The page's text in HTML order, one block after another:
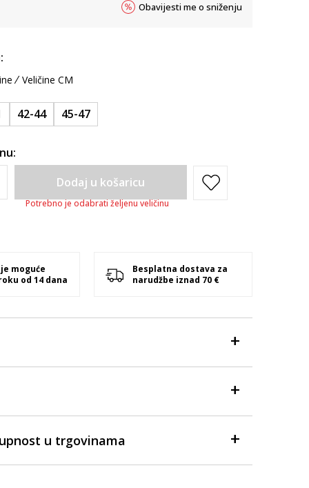
Obavijesti me o sniženju
Veličine CM
42-44 45-47
Dodaj u košaricu
Potrebno je odabrati željenu veličinu
moguće
od 14 dana
Besplatna dostava za
narudžbe iznad 70 €
u trgovinama